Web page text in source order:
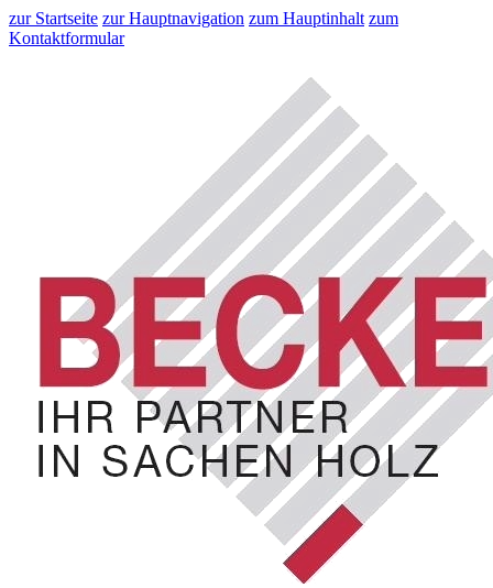
zur Startseite zur Hauptnavigation zum Hauptinhalt zum
Kontaktformular